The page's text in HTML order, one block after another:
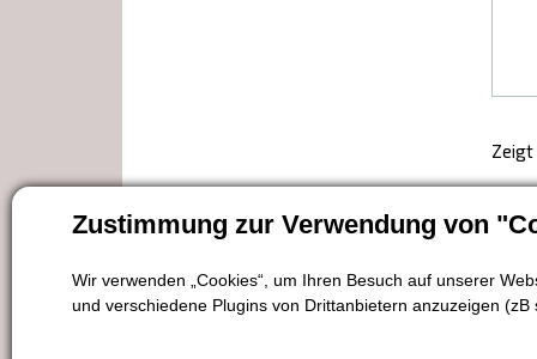
Zustimmung zur Verwendung von
Wir verwenden „Cookies“, um Ihren Besuch auf unserer
und verschiedene Plugins von Drittanbietern anzuzeigen
Zeigt